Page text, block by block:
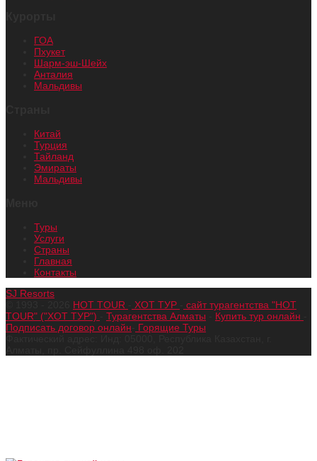
ГОА
Пхукет
Шарм-эш-Шейх
Анталия
Мальдивы
Китай
Турция
Тайланд
Эмираты
Мальдивы
Туры
Услуги
Страны
Главная
Контакты
SJ Resorts
HOT TOUR ХОТ ТУР
сайт турагентства "HOT
TOUR" ("ХОТ ТУР")
Турагентства Алматы Купить тур онлайн
Подписать договор онлайн
Горящие Туры